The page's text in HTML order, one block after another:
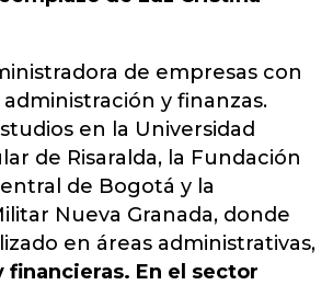
de empresas con
y finanzas.
en la Universidad
de Risaralda, la Fundación
de Bogotá y la
Nueva Granada, donde
en áreas administrativas,
financieras. En el sector